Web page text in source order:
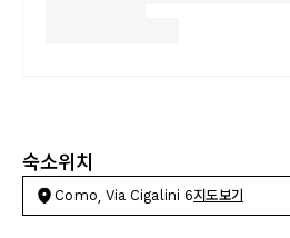
숙소위치
Como, Via Cigalini 6지도보기